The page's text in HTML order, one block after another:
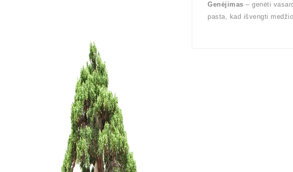
Genėjimas – genėti
pasta, kad išvengti